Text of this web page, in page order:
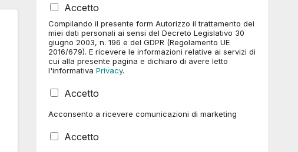
u
a
t
e
n
d
n
P
r
i
v
a
c
y
*
Accetto
Compilando il presente form Autorizzo il trattamento dei
miei dati personali ai sensi del Decreto Legislativo 30
giugno 2003, n. 196 e del GDPR (Regolamento UE
2016/679). E ricevere le informazioni relative ai servizi di
cui alla presente pagina e dichiaro di avere letto
l'informativaPrivacy.
C
s
l
Accetto
Acconsento a ricevere comunicazioni di marketing
C
Accetto